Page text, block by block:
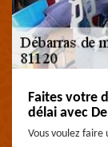
Faites votre
délai avec
Vous voulez